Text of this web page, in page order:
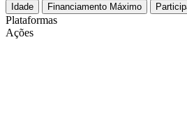
Idade Financiamento Máximo
Plataformas
Ações